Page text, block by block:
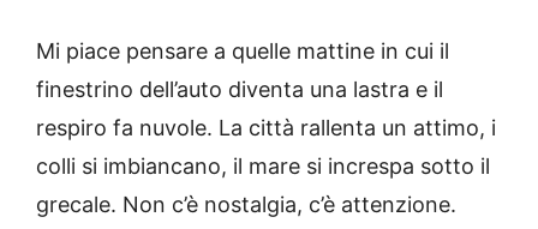
Mi piace pensare a quelle mattine in cui il
finestrino dell’auto diventa una lastra e il
respiro fa nuvole. La città rallenta un attimo, i
colli si imbiancano, il mare si increspa sotto il
grecale. Non c’è nostalgia, c’è attenzione.